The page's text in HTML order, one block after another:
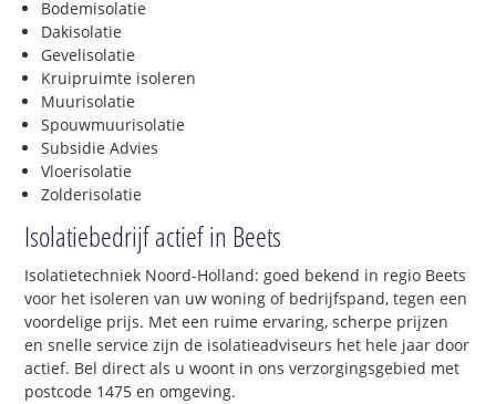
Bodemisolatie
Dakisolatie
Gevelisolatie
Kruipruimte isoleren
Muurisolatie
Spouwmuurisolatie
Subsidie Advies
Vloerisolatie
Zolderisolatie
Isolatiebedrijf actief in Beets
Isolatietechniek Noord-Holland: goed bekend in regio Beets
voor het isoleren van uw woning of bedrijfspand, tegen een
voordelige prijs. Met een ruime ervaring, scherpe prijzen
en snelle service zijn de isolatieadviseurs het hele jaar door
actief. Bel direct als u woont in ons verzorgingsgebied met
postcode 1475 en omgeving.